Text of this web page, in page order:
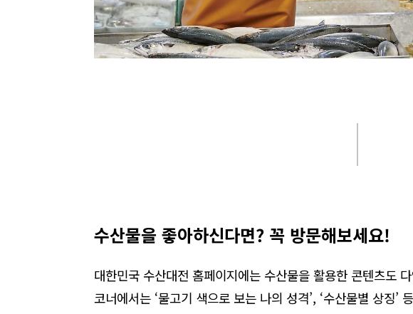
수산물을 좋아하신다면? 꼭 방문해보세요!
대한민국 수산대전 홈페이지에는 수산물을 활용한 콘텐츠도
코너에서는 ‘물고기 색으로 보는 나의 성격’, ‘수산물별 상징’